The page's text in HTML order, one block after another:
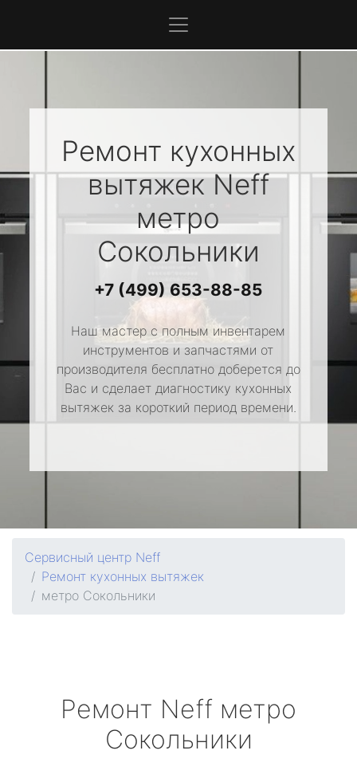
Ремонт кухонных
вытяжекNeff
метро
Сокольники
+7 (499) 653-88-85
Наш мастер с полным инвентарем
инструментов и запчастями от
производителя бесплатно доберется до
Вас и сделает диагностику кухонных
вытяжек за короткий период времени.
Сервисный центр Neff
Ремонт кухонных вытяжек
метро Сокольники
Ремонт Neff метро
Сокольники